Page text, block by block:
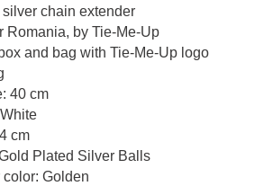
chain extender
Romania, by Tie-Me-Up
and bag with Tie-Me-Up logo
40 cm
cm
Plated Silver Balls
Golden